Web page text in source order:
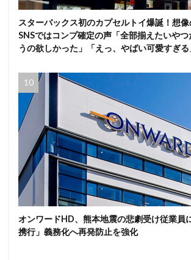
スターバックス初のカプセルトイ爆誕！想
SNSではコンプ確定の声「全部揃えたいや
うの欲しかった」「えっ、やばい可愛すぎる
オンワードHD、熊本地震の悲劇受け従業員
携行」義務化へ再発防止を強化